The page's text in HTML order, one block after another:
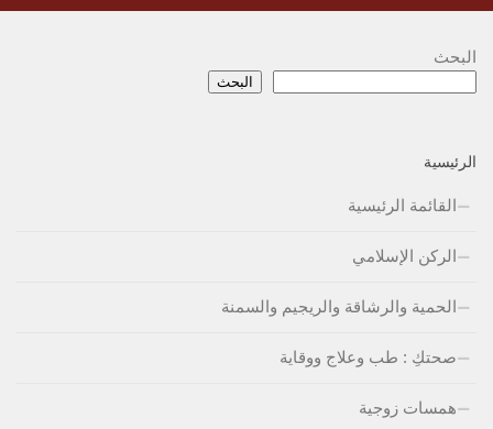
البحث
البحث
الرئيسية
القائمة الرئيسية
الركن الإسلامي
الحمية والرشاقة والريجيم والسمنة
صحتكِ : طب وعلاج ووقاية
همسات زوجية